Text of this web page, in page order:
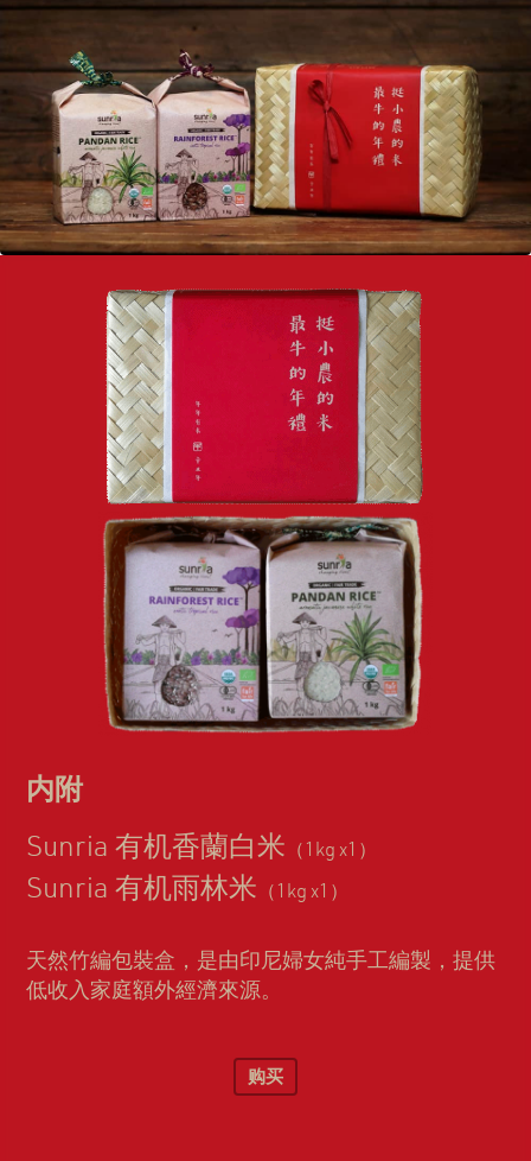
内附
Sunria 有机香蘭白米 （1kg x1）
Sunria 有机雨林米 （1kg x1）
天然竹編包裝盒，是由印尼婦女純手工編製，提供
低收入家庭額外經濟來源。
购买